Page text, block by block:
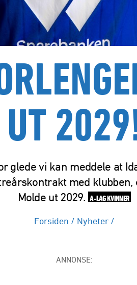
UT
glede vi kan meddele at
med
Molde ut 2029. A-LAG KVINNER
Forsiden / Nyheter /
ANNONSE: